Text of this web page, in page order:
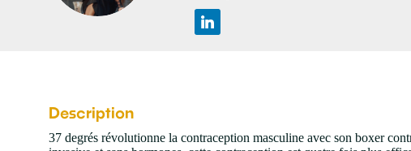
Description
37 degrés révolutionne la contraception masculine avec son boxer